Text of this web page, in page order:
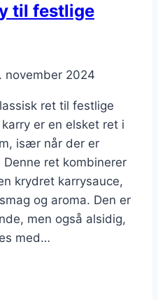
til festlige
november 2024
ret til festlige
er en elsket ret i
især når der er
ret kombinerer
krydret karrysauce,
og aroma. Den er
men også alsidig,
med…